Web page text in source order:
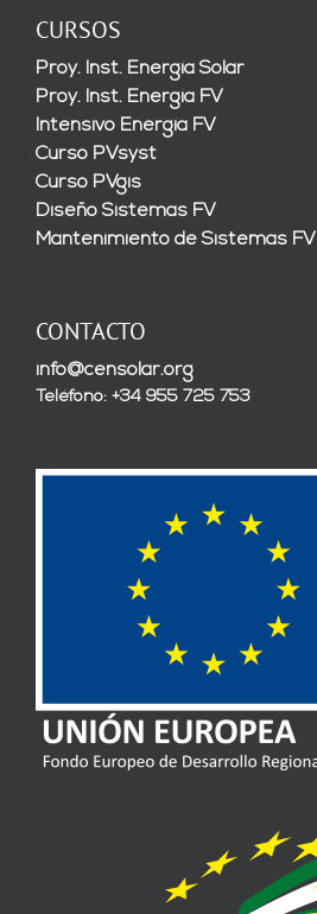
CURSOS
Proy. Inst. Energía Solar
Proy. Inst. Energía FV
Intensivo Energía FV
Curso PVsyst
Curso PVgis
Diseño Sistemas FV
Mantenimiento de Sistemas FV
CONTACTO
info@censolar.org
Teléfono: +34 955 725 753